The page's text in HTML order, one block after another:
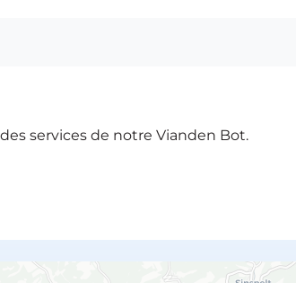
services de notre Vianden Bot.